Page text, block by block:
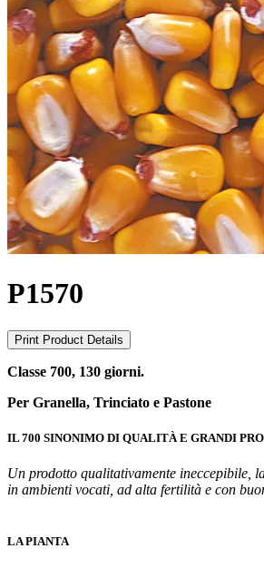
P1570
Print Product Details
Classe 700, 130 giorni.
Per Granella, Trinciato e Pastone
IL 700 SINONIMO DI QUALITÀ E GRANDI
Un prodotto qualitativamente ineccepibile,
in ambienti vocati, ad alta fertilità e con
LA PIANTA